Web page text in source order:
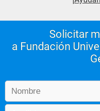
Solicitar
a Fundación